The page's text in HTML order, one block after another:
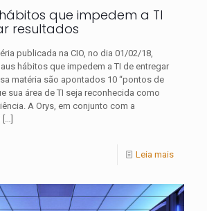
que impedem a TI
resultados
publicada na CIO, no dia 01/02/18,
hábitos que impedem a TI de entregar
matéria são apontados 10 “pontos de
sua área de TI seja reconhecida como
A Orys, em conjunto com a
[…]
Leia mais